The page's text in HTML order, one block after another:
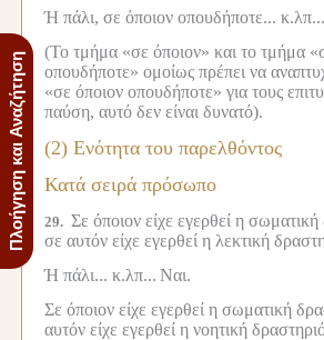
Πλοήγηση και Αναζήτηση
Ή πάλι, σε όποιον οπουδήποτε... κ.λπ...
(Το τμήμα «σε όποιον» και το τμήμα
οπουδήποτε» ομοίως πρέπει να
«σε όποιον οπουδήποτε» για τους
παύση, αυτό δεν είναι δυνατό).
(2) Ενότητα του παρελθόντος
Κατά σειρά πρόσωπο
29. Σε όποιον είχε εγερθεί η σωματική
σε αυτόν είχε εγερθεί η λεκτική
Ή πάλι... κ.λπ... Ναι.
Σε όποιον είχε εγερθεί η σωματική
αυτόν είχε εγερθεί η νοητική